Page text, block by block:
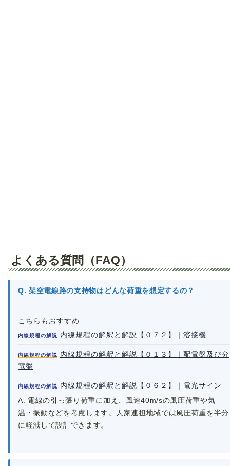
よくある質問（FAQ）
Q. 架空電線路の支持物はどんな荷重を想定するの？
こちらもおすすめ
内線規程の解説 内線規程の解釈と解説【０７２】｜溶接機
内線規程の解説
内線規程の解釈と解説【０１３】｜配電盤及び分
電盤
内線規程の解説
内線規程の解釈と解説【０６２】｜電光サイン
A. 電線の引っ張り荷重に加え、風速40m/sの風圧荷重や気
温・振動などを考慮します。人家連担地域では風圧荷重を半分
に軽減して設計できます。